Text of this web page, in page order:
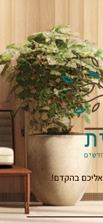
אליכם בהקדם!